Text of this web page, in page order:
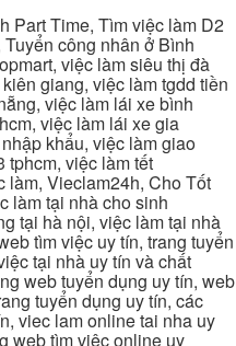
Part Time, Tìm việc làm D2
công nhân ở Bình
việc làm siêu thị đà
giang, việc làm tgdd tiền
việc làm lái xe bình
việc làm lái xe gia
khẩu, việc làm giao
tphcm, việc làm tết
làm, Vieclam24h, Cho Tốt
làm tại nhà cho sinh
tại hà nội, việc làm tại nhà
tìm việc uy tín, trang tuyển
tại nhà uy tín và chất
web tuyển dụng uy tín, web
tuyển dụng uy tín, các
viec lam online tai nha uy
web tìm việc online uy